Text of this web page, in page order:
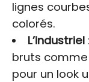
lignes
colorés.
L’industriel
bruts
pour un look